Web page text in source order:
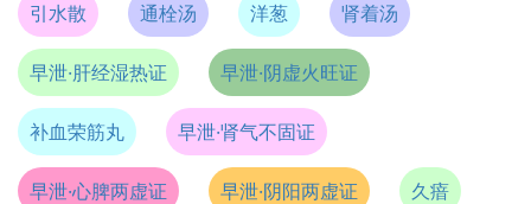
引水散 通栓汤 洋葱 肾着汤
早泄·肝经湿热证 早泄·阴虚火旺证
补血荣筋丸 早泄·肾气不固证
早泄·心脾两虚证 早泄·阴阳两虚证 久瘖